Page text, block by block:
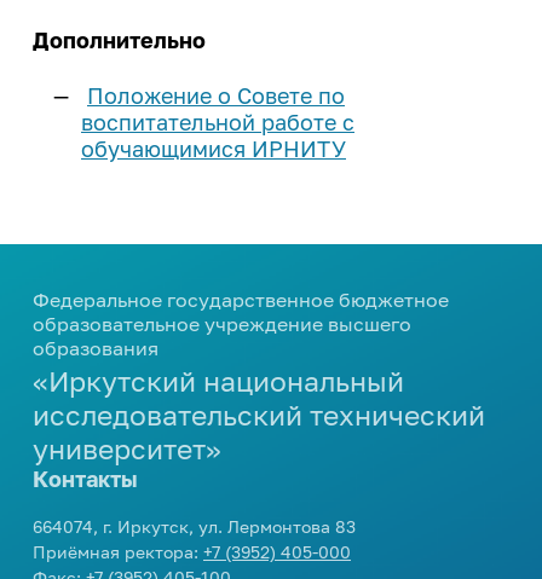
Творческие коллективы
Патриотика
ИРНИТУ в соцсетях
Иностранному студенту
Медицинский кабинет
Общежития
Личный кабинет студента
Личный кабинет родителя
Дополнительно
Положение о Совете по
воспитательной работе с
обучающимися ИРНИТУ
Федеральное государственное бюджетное
образовательное учреждение высшего
образования
«Иркутский национальный
исследовательский технический
университет»
Контакты
664074, г. Иркутск, ул. Лермонтова 83
Приёмная ректора: +7 (3952) 405-000